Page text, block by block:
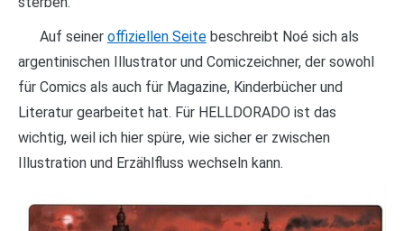
Auf seiner offiziellen Seite beschreibt Noé sich als
argentinischen Illustrator und Comiczeichner, der sowohl
für Comics als auch für Magazine, Kinderbücher und
Literatur gearbeitet hat. Für HELLDORADO ist das
wichtig, weil ich hier spüre, wie sicher er zwischen
Illustration und Erzählfluss wechseln kann.